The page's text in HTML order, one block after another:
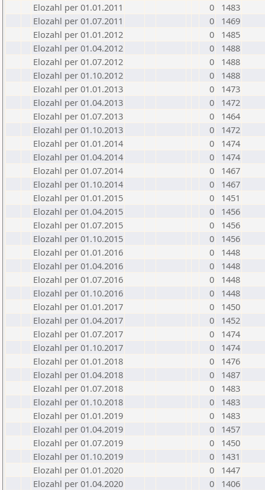
Elozahl per 01.01.2011
0
1483
Elozahl per 01.07.2011
0
1469
Elozahl per 01.01.2012
0
1485
Elozahl per 01.04.2012
0
1488
Elozahl per 01.07.2012
0
1488
Elozahl per 01.10.2012
0
1488
Elozahl per 01.01.2013
0
1473
Elozahl per 01.04.2013
0
1472
Elozahl per 01.07.2013
0
1464
Elozahl per 01.10.2013
0
1472
Elozahl per 01.01.2014
0
1474
Elozahl per 01.04.2014
0
1474
Elozahl per 01.07.2014
0
1467
Elozahl per 01.10.2014
0
1467
Elozahl per 01.01.2015
0
1451
Elozahl per 01.04.2015
0
1456
Elozahl per 01.07.2015
0
1456
Elozahl per 01.10.2015
0
1456
Elozahl per 01.01.2016
0
1448
Elozahl per 01.04.2016
0
1448
Elozahl per 01.07.2016
0
1448
Elozahl per 01.10.2016
0
1448
Elozahl per 01.01.2017
0
1450
Elozahl per 01.04.2017
0
1452
Elozahl per 01.07.2017
0
1474
Elozahl per 01.10.2017
0
1474
Elozahl per 01.01.2018
0
1476
Elozahl per 01.04.2018
0
1487
Elozahl per 01.07.2018
0
1483
Elozahl per 01.10.2018
0
1483
Elozahl per 01.01.2019
0
1483
Elozahl per 01.04.2019
0
1457
Elozahl per 01.07.2019
0
1450
Elozahl per 01.10.2019
0
1431
Elozahl per 01.01.2020
0
1447
Elozahl per 01.04.2020
0
1406